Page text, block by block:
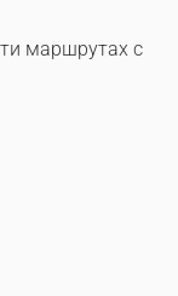
маршрутах с